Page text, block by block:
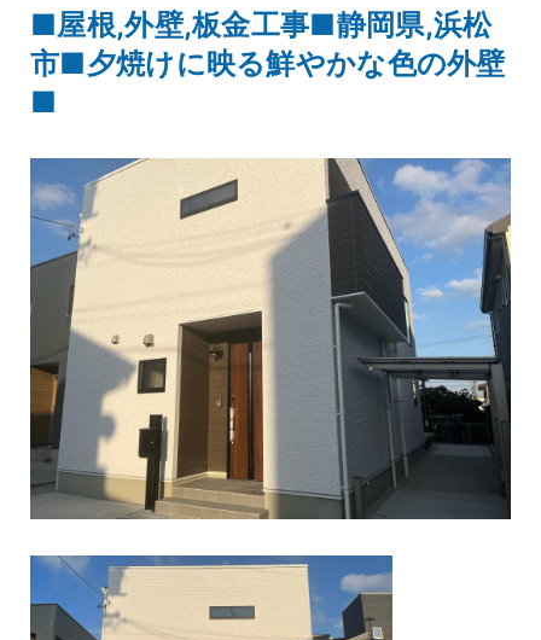
■屋根,外壁,板金工事■静岡県,浜松
市■夕焼けに映る鮮やかな色の外壁
■